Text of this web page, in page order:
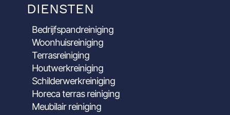
DIENSTEN
Bedrijfspandreiniging
Woonhuisreiniging
Terrasreiniging
Houtwerkreiniging
Schilderwerkreiniging
Horeca terras reiniging
Meubilair reiniging